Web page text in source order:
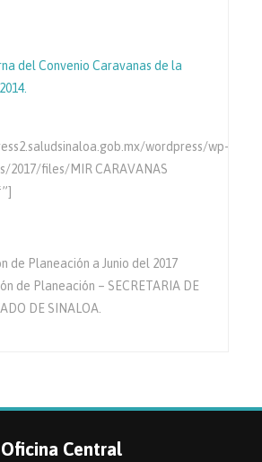
del Convenio Caravanas de la
wordpress/wp-
2017/files/MIR CARAVANAS
de Planeación a Junio del 2017
de Planeación – SECRETARIA DE
DE SINALOA.
Central